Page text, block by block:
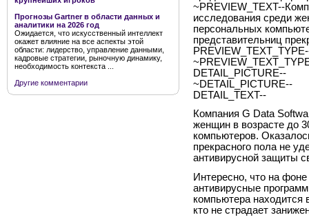
Прогнозы Gartner в области данных и
аналитики на 2026 год
Ожидается, что искусственный интеллект
окажет влияние на все аспекты этой
области: лидерство, управление данными,
кадровые стратегии, рыночную динамику,
необходимость контекста ...
Другие комментарии
~PREVIEW_TEXT--
исследования среди
персональных
представительниц
DETAIL_PICTURE--
~DETAIL_PICTURE--
DETAIL_TEXT--
Компания G Data
женщин в возрасте до
компьютеров.
прекрасного пола не
антивирусной защиты
Интересно, что на
антивирусные
компьютера находится
кто не страдает